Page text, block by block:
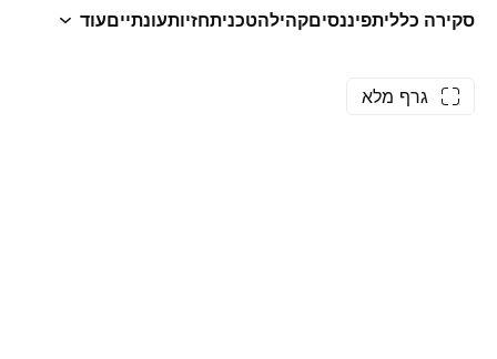
סקירה כלליתפיננסיםקהילהטכניתחזיותעונתייםעוד
גרף מלא